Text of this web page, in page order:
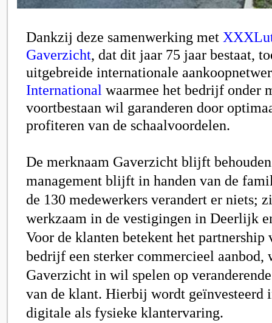
Dankzij deze samenwerking met
Gaverzicht, dat dit jaar 75 jaar bestaat,
uitgebreide internationale
International waarmee het bedrijf onder
voortbestaan wil garanderen door
profiteren van de schaalvoordelen.
De merknaam Gaverzicht blijft
management blijft in handen van de
de 130 medewerkers verandert er niets;
werkzaam in de vestigingen in Deerlijk
Voor de klanten betekent het partnership
bedrijf een sterker commercieel aanbod,
Gaverzicht in wil spelen op
van de klant. Hierbij wordt geïnvesteerd
digitale als fysieke klantervaring.